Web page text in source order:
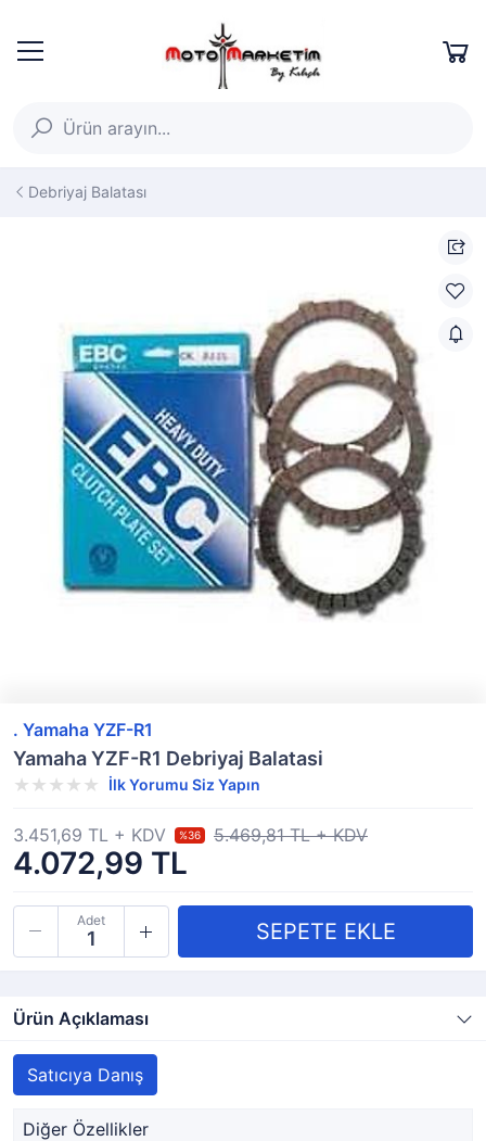
Debriyaj Balatası
. Yamaha YZF-R1
Yamaha YZF-R1 Debriyaj Balatasi
İlk Yorumu Siz Yapın
4.072,99 TL
3.451,69 TL + KDV %36 5.469,81 TL + KDV
Adet
Ürün Açıklaması
Satıcıya Danış
Diğer Özellikler